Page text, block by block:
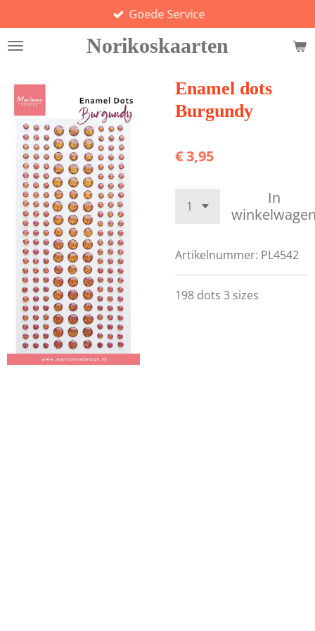
direct
naar
hoofdinhoud
Norikoskaarten
Goede Service
Enamel dots
Burgundy
€ 3,95
In
Artikelnummer: PL4542
198 dots 3 sizes